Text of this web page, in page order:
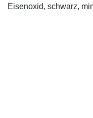
Eisenoxid, schwarz,